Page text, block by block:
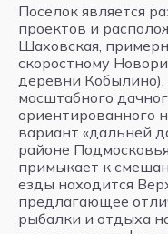
Поселок является
проектов и
Шаховская,
скоростному
деревни
масштабного
ориентированного
вариант «дальней
районе
примыкает к
езды находится
предлагающее
рыбалки и отдыха